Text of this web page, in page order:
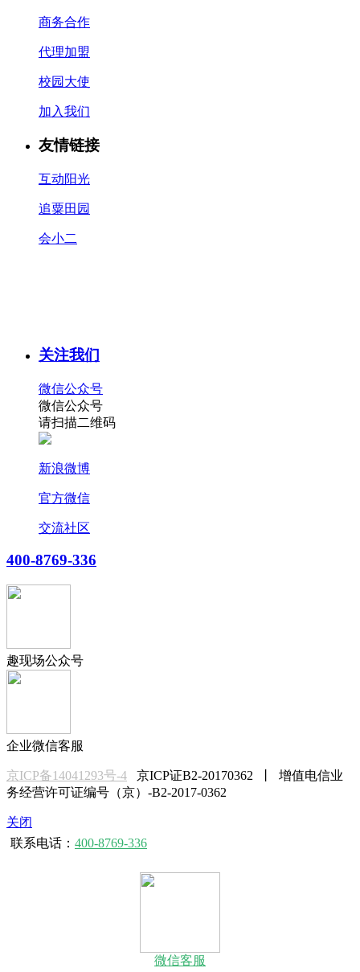
商务合作
代理加盟
校园大使
加入我们
友情链接
互动阳光
追粟田园
会小二
关注我们
微信公众号
微信公众号
请扫描二维码
新浪微博
官方微信
交流社区
400-8769-336
趣现场公众号
企业微信客服
京ICP备14041293号-4 京ICP证B2-20170362 丨 增值电信业
务经营许可证编号（京）-B2-2017-0362
关闭
联系电话： 400-8769-336
微信客服